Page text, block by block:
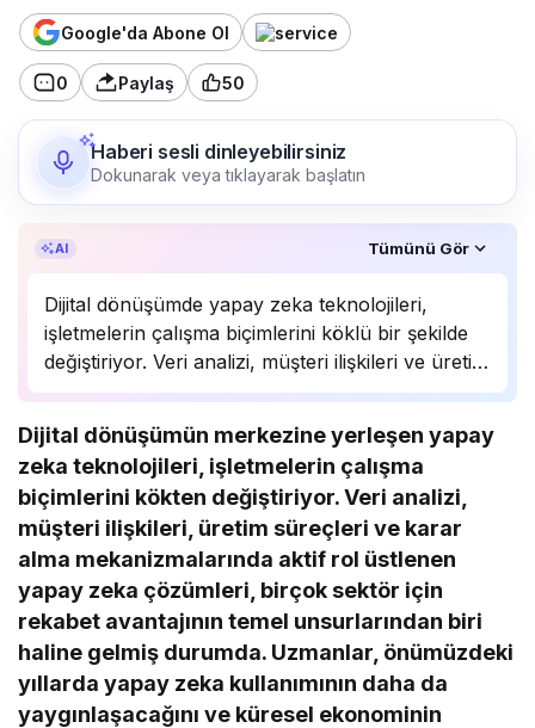
Google'da Abone Ol
0 Paylaş 50
Haberi sesli dinleyebilirsiniz
Dokunarak veya tıklayarak başlatın
AI Tümünü Gör
Dijital dönüşümde yapay zeka teknolojileri,
işletmelerin çalışma biçimlerini köklü bir şekilde
değiştiriyor. Veri analizi, müşteri ilişkileri ve üretim
süreçlerinde önemli bir rol oynayan yapay zeka,
Uzmanlar, bu teknolojinin önümüzdeki yıllarda
daha da yaygınlaşarak…
Dijital dönüşümün merkezine yerleşen yapay
zeka teknolojileri, işletmelerin çalışma
biçimlerini kökten değiştiriyor. Veri analizi,
müşteri ilişkileri, üretim süreçleri ve karar
alma mekanizmalarında aktif rol üstlenen
yapay zeka çözümleri, birçok sektör için
rekabet avantajının temel unsurlarından biri
haline gelmiş durumda. Uzmanlar, önümüzdeki
yıllarda yapay zeka kullanımının daha da
yaygınlaşacağını ve küresel ekonominin